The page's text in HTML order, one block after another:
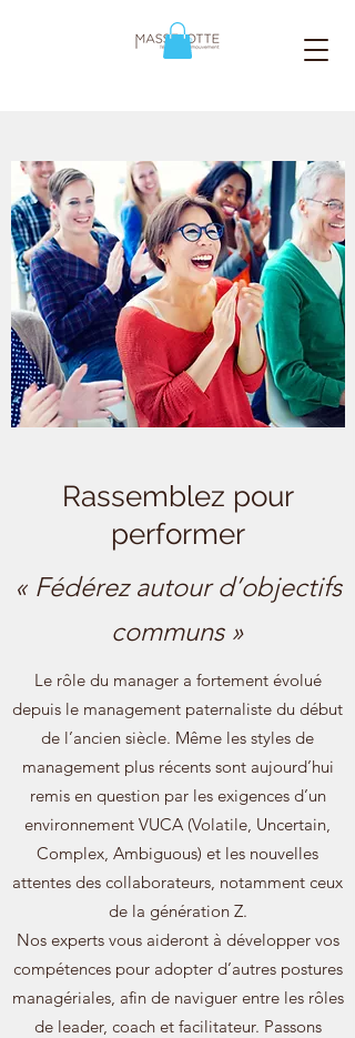
Rassemblez pour
performer
« Fédérez autour d’objectifs
communs »
Le rôle du manager a fortement évolué
depuis le management paternaliste du début
de l’ancien siècle. Même les styles de
management plus récents sont aujourd’hui
remis en question par les exigences d’un
environnement VUCA (Volatile, Uncertain,
Complex, Ambiguous) et les nouvelles
attentes des collaborateurs, notamment ceux
de la génération Z.
Nos experts vous aideront à développer vos
compétences pour adopter d’autres postures
managériales, afin de naviguer entre les rôles
de leader, coach et facilitateur. Passons